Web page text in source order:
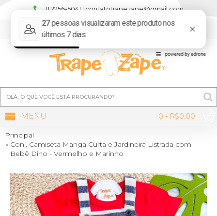
11 2256-5041 | contatotrapezape@gmail.com
0 - R$0,00
MENU
Principal
Conj. Camiseta Manga Curta e Jardineira Listrada com
Bebê Dino - Vermelho e Marinho